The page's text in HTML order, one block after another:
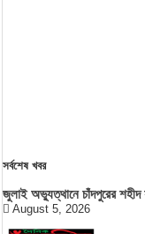
সর্বশেষ খবর
জুলাই অভ্যুত্থানে চাঁদপুরের শহীদ
August 5, 2026